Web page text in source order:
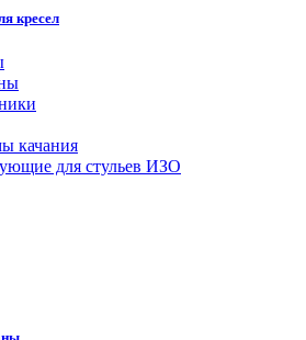
кресел
качания
для стульев ИЗО